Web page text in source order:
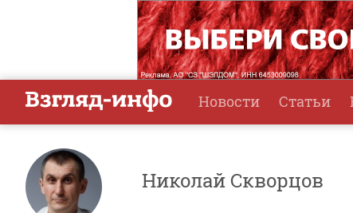
Новости Статьи
Николай Скворцов